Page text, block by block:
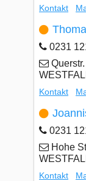
Kontakt
0231
Kontakt
0231
Hohe
Kontakt